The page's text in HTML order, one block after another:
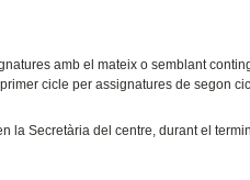
amb el mateix o semblant
cicle per assignatures de segon
la Secretària del centre, durant el